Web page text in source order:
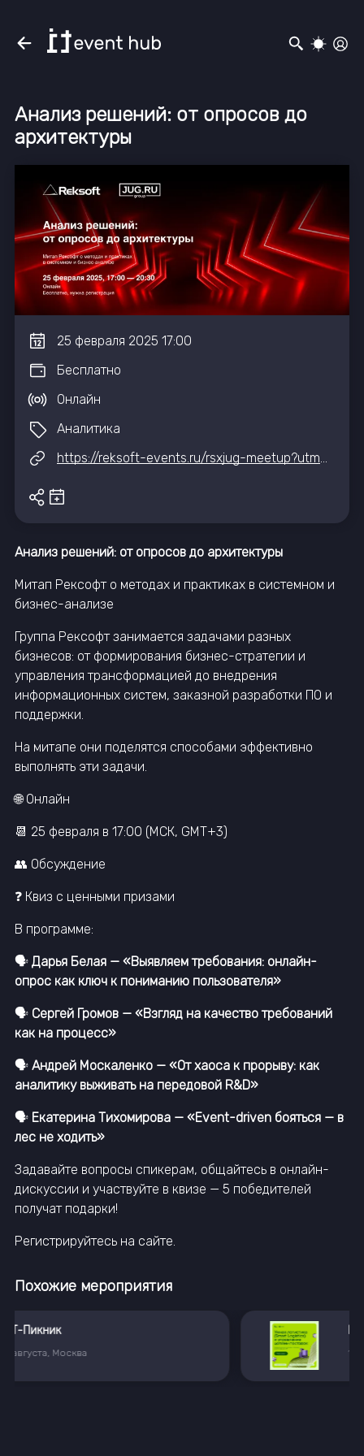
Анализ решений: от опросов до
архитектуры
25 февраля 2025 17:00
Бесплатно
Онлайн
Аналитика
https://reksoft-events.ru/rsxjug-meetup?utm_source=jrgpartner&utm_medium=it_event_hub&utm_campaign=meetup_25.02
Анализ решений: от опросов до архитектуры
Митап Рексофт о методах и практиках в системном и
бизнес-анализе
Группа Рексофт занимается задачами разных
бизнесов: от формирования бизнес-стратегии и
управления трансформацией до внедрения
информационных систем, заказной разработки ПО и
поддержки.
На митапе они поделятся способами эффективно
выполнять эти задачи.
🌐 Онлайн
📆 25 февраля в 17:00 (МСК, GMT+3)
👥 Обсуждение
❓ Квиз с ценными призами
В программе:
🗣 Дарья Белая — «Выявляем требования: онлайн-
опрос как ключ к пониманию пользователя»
🗣 Сергей Громов — «Взгляд на качество требований
как на процесс»
🗣 Андрей Москаленко — «От хаоса к прорыву: как
аналитику выживать на передовой R&D»
🗣 Екатерина Тихомирова — «Event-driven бояться — в
лес не ходить»
Задавайте вопросы спикерам, общайтесь в онлайн-
дискуссии и участвуйте в квизе — 5 победителей
получат подарки!
Регистрируйтесь на сайте.
Похожие мероприятия